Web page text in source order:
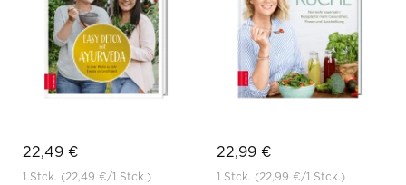
22,49 €
1 Stck. (22,49 €/1 Stck.)
22,99 €
1 Stck. (22,99 €/1 Stck.)